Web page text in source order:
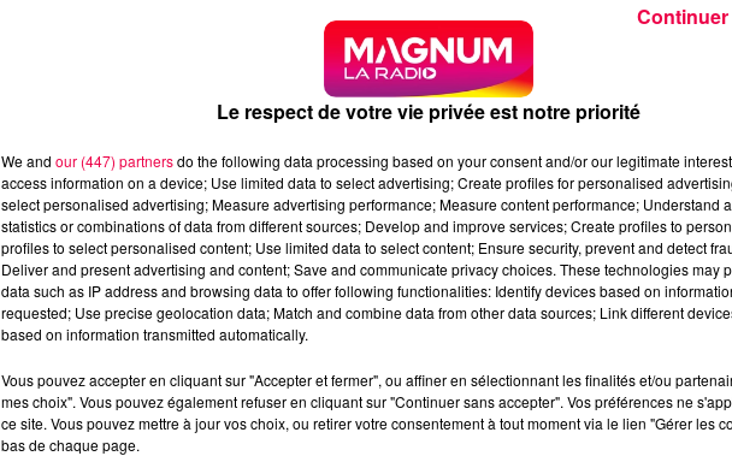
Le respect de votre vie privée est notre priorité
We and our (447) partnersdo the following data processing based on your consent and/or our legitimate
access information on a device; Use limited data to select advertising; Create profiles for personalised
select personalised advertising; Measure advertising performance; Measure content performance; Understand
statistics or combinations of data from different sources; Develop and improve services; Create profiles to
profiles to select personalised content; Use limited data to select content; Ensure security, prevent and detect
Deliver and present advertising and content; Save and communicate privacy choices. These technologies may
data such as IP address and browsing data to offer following functionalities: Identify devices based on
requested; Use precise geolocation data; Match and combine data from other data sources; Link different
based on information transmitted automatically.
Vous pouvez accepter en cliquant sur "Accepter et fermer", ou affiner en sélectionnant les finalités et/ou
mes choix". Vous pouvez également refuser en cliquant sur "Continuer sans accepter". Vos préférences ne
ce site. Vous pouvez mettre à jour vos choix, ou retirer votre consentement à tout moment via le lien "Gérer les
bas de chaque page.